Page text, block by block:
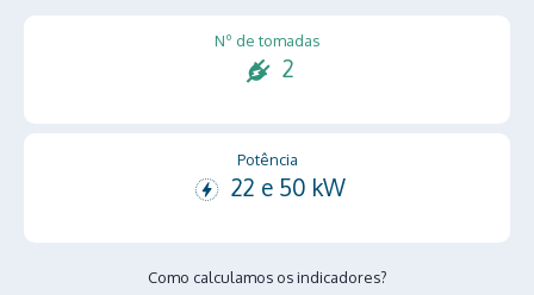
Nº de tomadas
2
Potência
22 e 50 kW
Como calculamos os indicadores?